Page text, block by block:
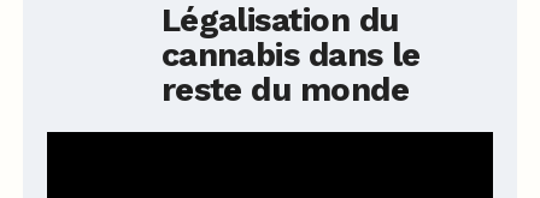
Légalisation du
cannabis dans le
reste du monde